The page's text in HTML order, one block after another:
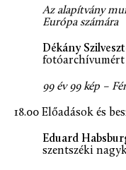
Az alapítvány
Európa számára
Dékány
fotóarchívumért
99 év 99 kép –
18.00 Előadások és
Eduard
szentszéki